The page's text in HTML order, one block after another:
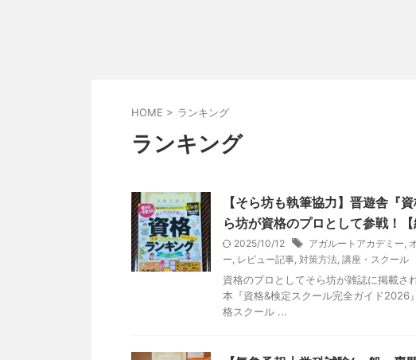
HOME > ランキング
ランキング
【そら坊も執筆協力】晋遊舎『
ら坊が資格のプロとして参戦！【
2025/10/12 アガルートアカデミー,
ー, レビュー記事, 対策方法, 講座・スクール
資格のプロとしてそら坊が雑誌に掲載さ
本『資格&検定スクール完全ガイド2026
格スクール ...